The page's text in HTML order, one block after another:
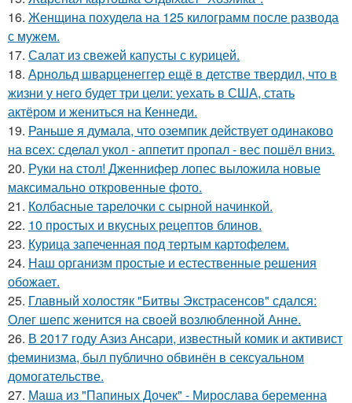
16. Женщина похудела на 125 килограмм после развода
с мужем.
17. Салат из свежей капусты с курицей.
18. Арнольд шварценеггер ещё в детстве твердил, что в
жизни у него будет три цели: уехать в США, стать
актёром и жениться на Кеннеди.
19. Раньше я думала, что оземпик действует одинаково
на всех: сделал укол - аппетит пропал - вес пошёл вниз.
20. Руки на стол! Дженнифер лопес выложила новые
максимально откровенные фото.
21. Колбасные тарелочки с сырной начинкой.
22. 10 простых и вкусных рецептов блинов.
23. Курица запеченная под тертым картофелем.
24. Наш организм простые и естественные решения
обожает.
25. Главный холостяк "Битвы Экстрасенсов" сдался:
Олег шепс женится на своей возлюбленной Анне.
26. В 2017 году Азиз Ансари, известный комик и активист
феминизма, был публично обвинён в сексуальном
домогательстве.
27. Маша из "Папиных Дочек" - Мирослава беременна